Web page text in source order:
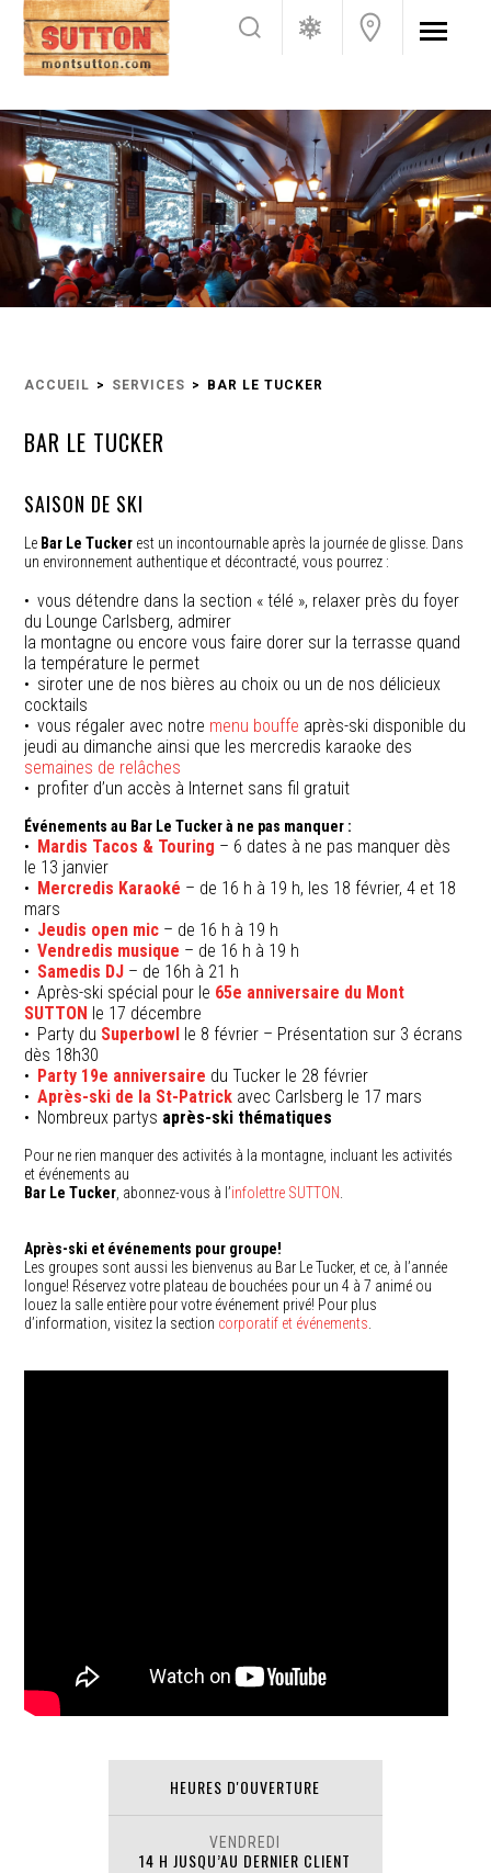
ACCUEIL SERVICES BAR LE TUCKER
BAR LE TUCKER
SAISON DE SKI
Le Bar Le Tucker est un incontournable après la journée de glisse. Dans
un environnement authentique et décontracté, vous pourrez :
vous détendre dans la section « télé », relaxer près du foyer
du Lounge Carlsberg, admirer
la montagne ou encore vous faire dorer sur la terrasse quand
la température le permet
siroter une de nos bières au choix ou un de nos délicieux
cocktails
vous régaler avec notre menu bouffe après-ski disponible du
jeudi au dimanche ainsi que les mercredis karaoke des
semaines de relâches
profiter d’un accès à Internet sans fil gratuit
Événements au Bar Le Tucker à ne pas manquer :
Mardis Tacos & Touring – 6 dates à ne pas manquer dès
le 13 janvier
Mercredis Karaoké – de 16 h à 19 h, les 18 février, 4 et 18
mars
Jeudis open mic – de 16 h à 19 h
Vendredis musique – de 16 h à 19 h
Samedis DJ – de 16h à 21 h
Après-ski spécial pour le 65e anniversaire du Mont
SUTTON le 17 décembre
Party du Superbowl le 8 février – Présentation sur 3 écrans
dès 18h30
Party 19e anniversaire du Tucker le 28 février
Après-ski de la St-Patrick avec Carlsberg le 17 mars
Nombreux partys après-ski thématiques
Pour ne rien manquer des activités à la montagne, incluant les activités
et événements au
Bar Le Tucker , abonnez-vous à l’infolettre SUTTON
Après-ski et événements pour groupe!
Les groupes sont aussi les bienvenus au Bar Le Tucker, et ce, à l’année
longue! Réservez votre plateau de bouchées pour un 4 à 7 animé ou
louez la salle entière pour votre événement privé! Pour plus
d’information, visitez la section corporatif et événements
HEURES D'OUVERTURE
VENDREDI
14 H JUSQU’AU DERNIER CLIENT